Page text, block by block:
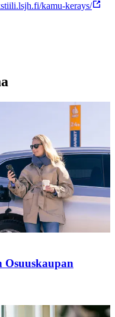
kamu-kerays/
Osuuskaupan